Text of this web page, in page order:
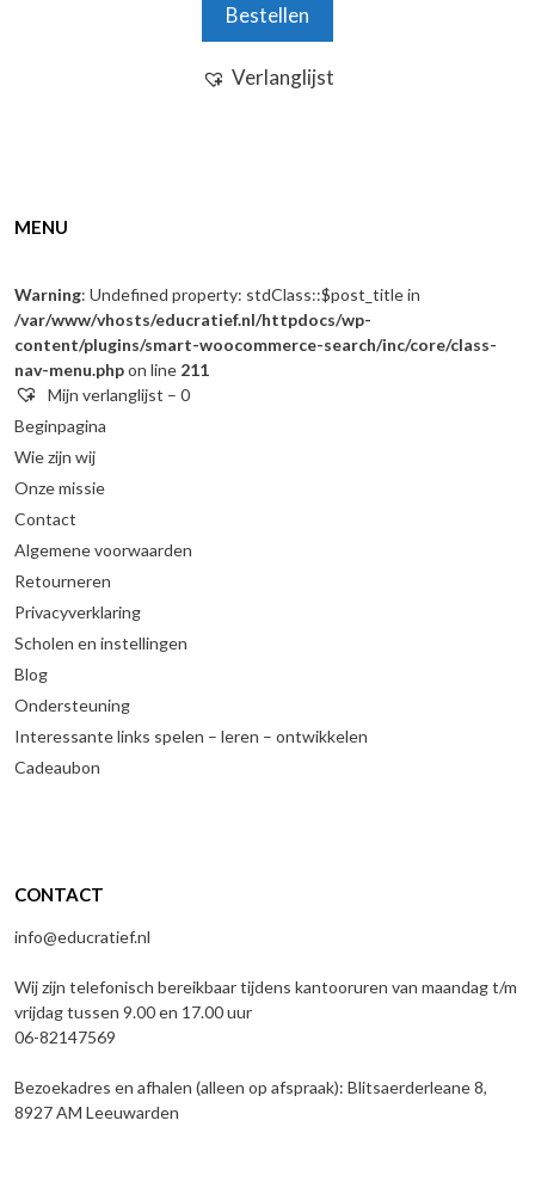
5Bestellen
Verlanglijst
MENU
Warning: Undefined property: stdClass::$post_title in
/var/www/vhosts/educratief.nl/httpdocs/wp-
content/plugins/smart-woocommerce-search/inc/core/class-
nav-menu.phpon line 211
Mijn verlanglijst – 0
Beginpagina
Wie zijn wij
Onze missie
Contact
Algemene voorwaarden
Retourneren
Privacyverklaring
Scholen en instellingen
Blog
Ondersteuning
Interessante links spelen – leren – ontwikkelen
Cadeaubon
CONTACT
info@educratief.nl
Wij zijn telefonisch bereikbaar tijdens kantooruren van maandag t/m
vrijdag tussen 9.00 en 17.00 uur
06-82147569
Bezoekadres en afhalen (alleen op afspraak): Blitsaerderleane 8,
8927 AM Leeuwarden